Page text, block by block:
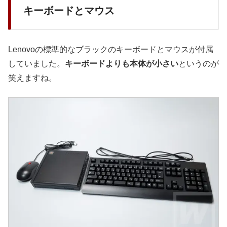
キーボードとマウス
Lenovoの標準的なブラックのキーボードとマウスが付属
していました。 キーボードよりも本体が小さいというのが
笑えますね。